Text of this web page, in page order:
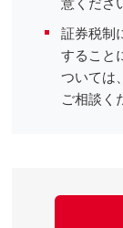
証券税制
すること
ついては
ご相談く